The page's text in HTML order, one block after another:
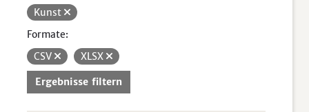
Kunst
Formate:
CSV
XLSX
Ergebnisse filtern